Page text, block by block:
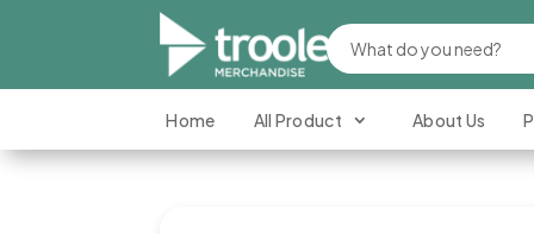
Home All Product About Us